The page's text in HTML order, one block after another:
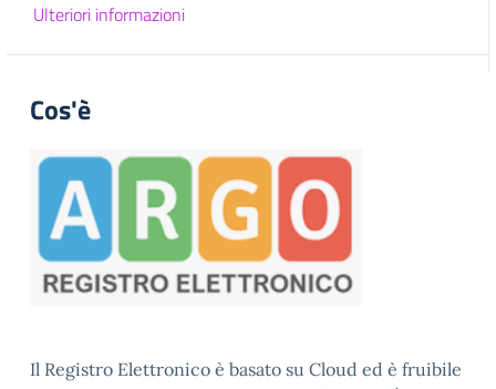
Ulteriori informazioni
Cos'è
Il Registro Elettronico è basato su Cloud ed è fruibile